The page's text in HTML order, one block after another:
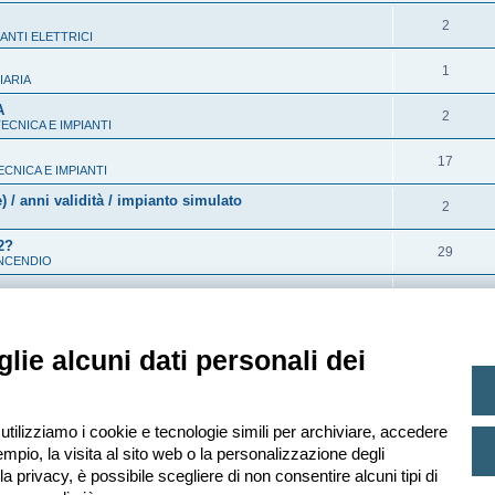
e
o
s
e
p
o
s
e
i
o
s
e
ELETTRICI
2R
i
p
o
s
e
1
i
p
o
s
e
E IMPIANTI
2R
i
p
o
s
t
E IMPIANTI
17
i
o
/ anni validità / impianto simulato 2R
i
p
29
i
alcuni dati personali dei
i cookie e tecnologie simili per archiviare, accedere
la visita al sito web o la personalizzazione degli
privacy, è possibile scegliere di non consentire alcuni tipi di